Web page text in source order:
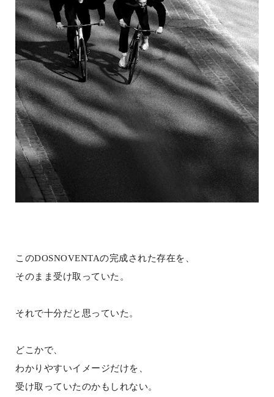
このDOSNOVENTAの完成された存在を、
そのまま受け取っていた。
それで十分だと思っていた。
どこかで、
わかりやすいイメージだけを、
受け取っていたのかもしれない。